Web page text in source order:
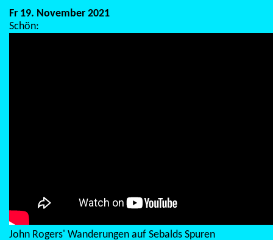
Fr 19. November 2021
Schön:
John Rogers' Wanderungen auf Sebalds Spuren